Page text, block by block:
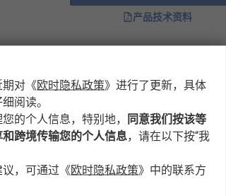
产品技术资料
, 75 mm长
mm高
PS VE XL
RMB202.73(不含税)
添加
期对 《欧时隐私政策》 进行了更新，具体
阅读。
的个人信息，特别地，
同意我们按该等
跨境传输您的个人信息，请在以下按“我
，可通过 《欧时隐私政策》 中的联系方